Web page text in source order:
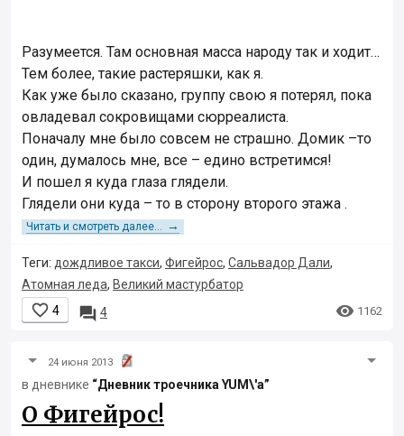
Разумеется. Там основная масса народу так и ходит…
Тем более, такие растеряшки, как я.
Как уже было сказано, группу свою я потерял, пока
овладевал сокровищами сюрреалиста.
Поначалу мне было совсем не страшно. Домик –то
один, думалось мне, все – едино встретимся!
И пошел я куда глаза глядели.
Глядели они куда – то в сторону второго этажа .
Читать и смотреть далее... →
Теги: дождливое такси, Фигейрос, Сальвадор Дали,
Атомная леда, Великий мастурбатор
 4  4  1162
24 июня 2013
в дневнике “Дневник троечника YUM\'а”
О Фигейрос!